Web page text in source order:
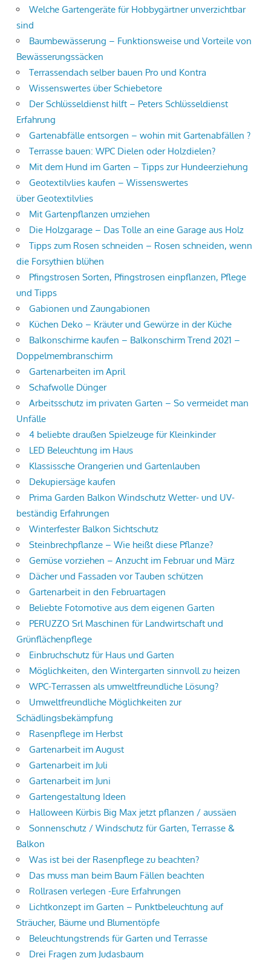
Welche Gartengeräte für Hobbygärtner unverzichtbar
sind
Baumbewässerung – Funktionsweise und Vorteile von
Bewässerungssäcken
Terrassendach selber bauen Pro und Kontra
Wissenswertes über Schiebetore
Der Schlüsseldienst hilft – Peters Schlüsseldienst
Erfahrung
Gartenabfälle entsorgen – wohin mit Gartenabfällen ?
Terrasse bauen: WPC Dielen oder Holzdielen?
Mit dem Hund im Garten – Tipps zur Hundeerziehung
Geotextilvlies kaufen – Wissenswertes
über Geotextilvlies
Mit Gartenpflanzen umziehen
Die Holzgarage – Das Tolle an eine Garage aus Holz
Tipps zum Rosen schneiden – Rosen schneiden, wenn
die Forsythien blühen
Pfingstrosen Sorten, Pfingstrosen einpflanzen, Pflege
und Tipps
Gabionen und Zaungabionen
Küchen Deko – Kräuter und Gewürze in der Küche
Balkonschirme kaufen – Balkonschirm Trend 2021 –
Doppelmembranschirm
Gartenarbeiten im April
Schafwolle Dünger
Arbeitsschutz im privaten Garten – So vermeidet man
Unfälle
4 beliebte draußen Spielzeuge für Kleinkinder
LED Beleuchtung im Haus
Klassissche Orangerien und Gartenlauben
Dekupiersäge kaufen
Prima Garden Balkon Windschutz Wetter- und UV-
beständig Erfahrungen
Winterfester Balkon Sichtschutz
Steinbrechpflanze – Wie heißt diese Pflanze?
Gemüse vorziehen – Anzucht im Februar und März
Dächer und Fassaden vor Tauben schützen
Gartenarbeit in den Februartagen
Beliebte Fotomotive aus dem eigenen Garten
PERUZZO Srl Maschinen für Landwirtschaft und
Grünflächenpflege
Einbruchschutz für Haus und Garten
Möglichkeiten, den Wintergarten sinnvoll zu heizen
WPC-Terrassen als umweltfreundliche Lösung?
Umweltfreundliche Möglichkeiten zur
Schädlingsbekämpfung
Rasenpflege im Herbst
Gartenarbeit im August
Gartenarbeit im Juli
Gartenarbeit im Juni
Gartengestaltung Ideen
Halloween Kürbis Big Max jetzt pflanzen / aussäen
Sonnenschutz / Windschutz für Garten, Terrasse &
Balkon
Was ist bei der Rasenpflege zu beachten?
Das muss man beim Baum Fällen beachten
Rollrasen verlegen -Eure Erfahrungen
Lichtkonzept im Garten – Punktbeleuchtung auf
Sträucher, Bäume und Blumentöpfe
Beleuchtungstrends für Garten und Terrasse
Drei Fragen zum Judasbaum